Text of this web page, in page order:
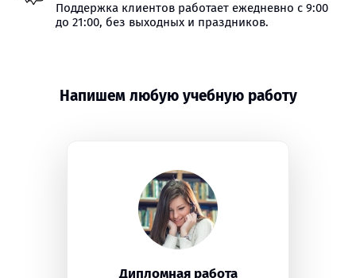
Поддержка клиентов работает ежедневно с 9:00
до 21:00, без выходных и праздников.
Напишем любую учебную работу
Дипломная работа